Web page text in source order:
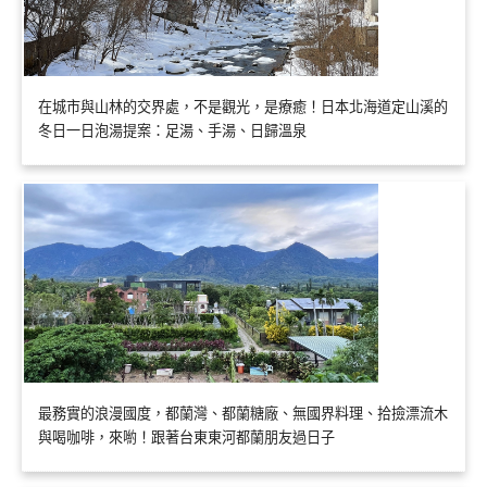
在城市與山林的交界處，不是觀光，是療癒！日本北海道定山溪的
冬日一日泡湯提案：足湯、手湯、日歸溫泉
最務實的浪漫國度，都蘭灣、都蘭糖廠、無國界料理、拾撿漂流木
與喝咖啡，來喲！跟著台東東河都蘭朋友過日子